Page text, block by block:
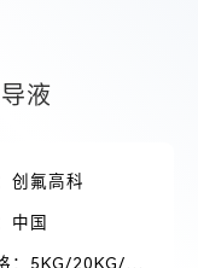
液
创氟高科
中国